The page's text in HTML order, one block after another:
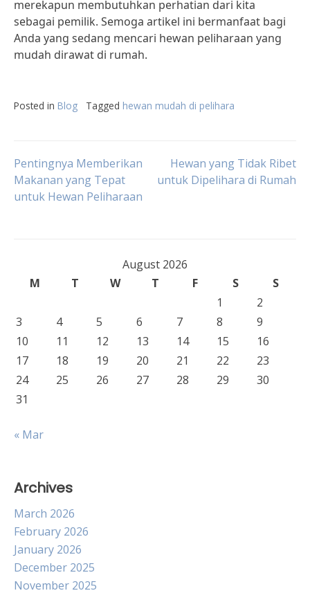
merekapun membutuhkan perhatian dari kita
sebagai pemilik. Semoga artikel ini bermanfaat bagi
Anda yang sedang mencari hewan peliharaan yang
mudah dirawat di rumah.
Posted in Blog Tagged hewan mudah di pelihara
Post
navigation
Pentingnya Memberikan
Makanan yang Tepat
untuk Hewan Peliharaan
Hewan yang Tidak Ribet
untuk Dipelihara di Rumah
August 2026
M
T W T F S
S
1
2
3
4 5 6 7 8
9
10
11 12 13 14 15
16
17
18 19 20 21 22
23
24
25 26 27 28 29
30
31
« Mar
Archives
March 2026
February 2026
January 2026
December 2025
November 2025